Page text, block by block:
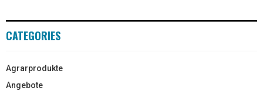
CATEGORIES
Agrarprodukte
Angebote